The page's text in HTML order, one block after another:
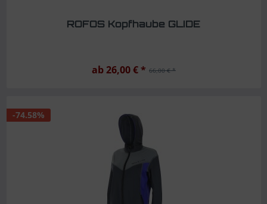
ROFOS Kopfhaube GLIDE
66,00 € *
ab 26,00 € *
-74.58%